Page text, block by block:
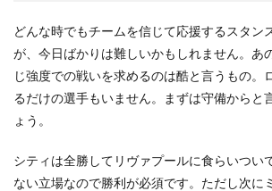
2
代え
られ
ると
ころ
は少
ない
どんな時でもチームを信じて応援するスタン
が、今日ばかりは難しいかもしれません。あ
じ強度での戦いを求めるのは酷と言うもの。
るだけの選手もいません。まずは守備からと
ょう。
シティは全勝してリヴァプールに食らいつい
ない立場なので勝利が必須です。ただし次に